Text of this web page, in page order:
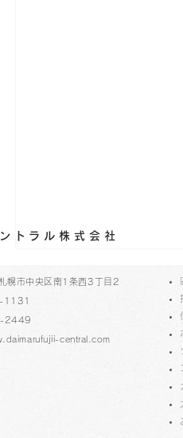
第4回北アート サムホ
トラル株式会社
市中央区南1条西3丁目2
1131
2449
central.com